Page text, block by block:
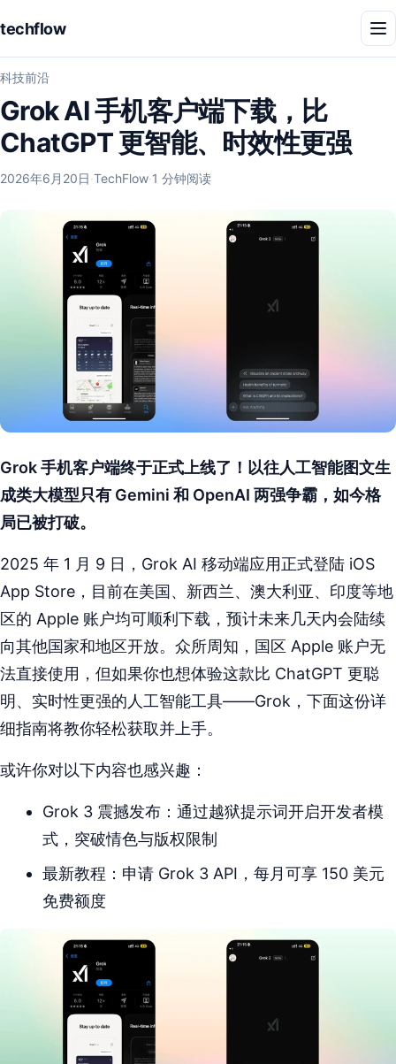
techflow
菜
单
科技前沿
Grok AI 手机客户端下载，比
ChatGPT 更智能、时效性更强
发
2026年6月20日·作
TechFlow·1 分钟阅读
Grok 手机客户端终于正式上线了！以往人工智能图文生
成类大模型只有 Gemini 和 OpenAI 两强争霸，如今格
局已被打破。
2025 年 1 月 9 日，Grok AI 移动端应用正式登陆 iOS
App Store，目前在美国、新西兰、澳大利亚、印度等地
区的 Apple 账户均可顺利下载，预计未来几天内会陆续
向其他国家和地区开放。众所周知，国区 Apple 账户无
法直接使用，但如果你也想体验这款比 ChatGPT 更聪
明、实时性更强的人工智能工具——Grok，下面这份详
细指南将教你轻松获取并上手。
或许你对以下内容也感兴趣：
Grok 3 震撼发布：通过越狱提示词开启开发者模
式，突破情色与版权限制
最新教程：申请 Grok 3 API，每月可享 150 美元
免费额度